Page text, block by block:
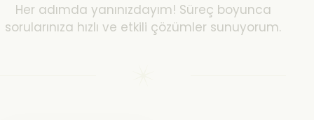
Her adımda yanınızdayım! Süreç boyunca
sorularınıza hızlı ve etkili çözümler sunuyorum.